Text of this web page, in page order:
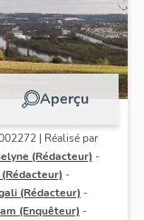
Aperçu
| Réalisé par
(Rédacteur) -
-
(Rédacteur) -
(Enquêteur) -